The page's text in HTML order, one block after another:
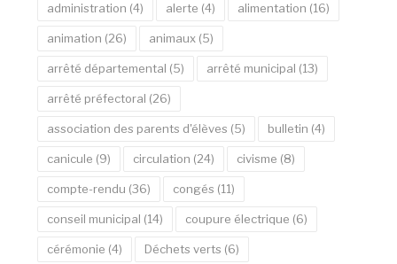
administration (4) alerte (4) alimentation (16)
animation (26) animaux (5)
arrêté départemental (5) arrêté municipal (13)
arrêté préfectoral (26)
association des parents d'élèves (5) bulletin (4)
canicule (9) circulation (24) civisme (8)
compte-rendu (36) congés (11)
conseil municipal (14) coupure électrique (6)
cérémonie (4) Déchets verts (6)